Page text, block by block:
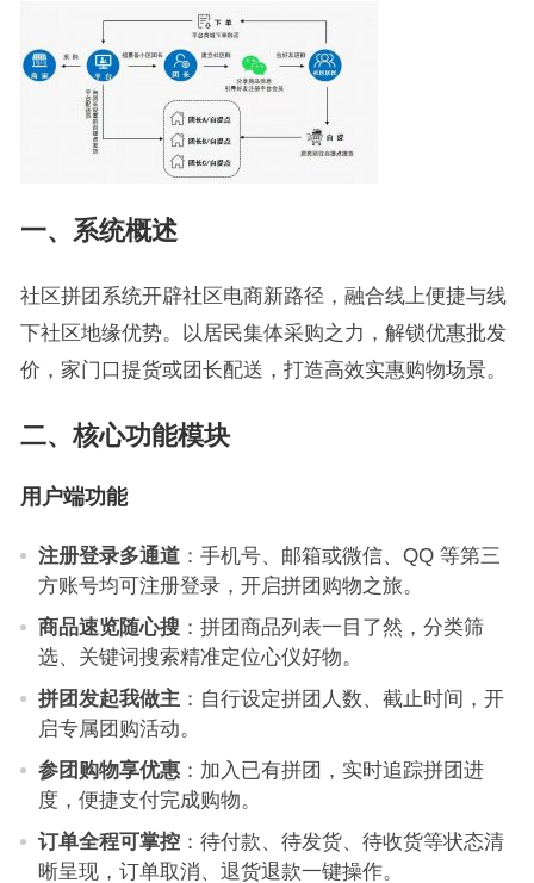
一、系统概述
社区拼团系统开辟社区电商新路径，融合线上便捷与线
下社区地缘优势。以居民集体采购之力，解锁优惠批发
价，家门口提货或团长配送，打造高效实惠购物场景。
二、核心功能模块
用户端功能
注册登录多通道：手机号、邮箱或微信、QQ 等第三
方账号均可注册登录，开启拼团购物之旅。
商品速览随心搜 ：拼团商品列表一目了然，分类筛
选、关键词搜索精准定位心仪好物。
拼团发起我做主：自行设定拼团人数、截止时间，开
启专属团购活动。
参团购物享优惠：加入已有拼团，实时追踪拼团进
度，便捷支付完成购物。
订单全程可掌控：待付款、待发货、待收货等状态清
晰呈现，订单取消、退货退款一键操作。